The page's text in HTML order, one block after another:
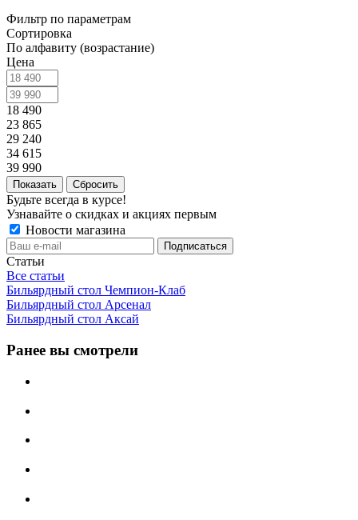
Фильтр по параметрам
Сортировка
По алфавиту (возрастание)
Цена
18 490
23 865
29 240
34 615
39 990
Сбросить
Будьте всегда в курсе!
Узнавайте о скидках и акциях первым
Новости магазина
Статьи
Все статьи
Бильярдный стол Чемпион-Клаб
Бильярдный стол Арсенал
Бильярдный стол Аксай
Ранее вы смотрели